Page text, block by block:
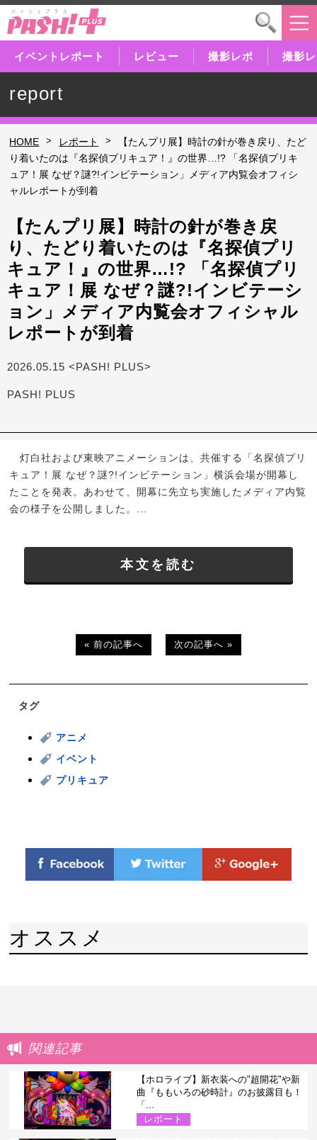
イベントレポート レビュー 撮影レポ 撮影
report
HOME > レポート >
【たんプリ展】時計の針が巻き戻り、たど
り着いたのは『名探偵プリキュア！』の世界…!? 「名探偵プリキ
ュア！展 なぜ？謎?!インビテーション」メディア内覧会オフィシ
ャルレポートが到着
【たんプリ展】時計の針が巻き戻
り、たどり着いたのは『名探偵プリ
キュア！』の世界…!? 「名探偵プリ
キュア！展 なぜ？謎?!インビテーシ
ョン」メディア内覧会オフィシャル
レポートが到着
2026.05.15 <PASH! PLUS>
PASH! PLUS
灯白社および東映アニメーションは、共催する「名探偵プリ
キュア！展 なぜ？謎?!インビテーション」横浜会場が開幕し
たことを発表。あわせて、開幕に先立ち実施したメディア内覧
会の様子を公開しました。...
本文を読む
« 前の記事へ 次の記事へ »
タグ
アニメ
イベント
プリキュア
オススメ
関連記事
【ホロライブ】新衣装への"超開花"や新
曲『ももいろの砂時計』のお披露目も！
「...
レポート